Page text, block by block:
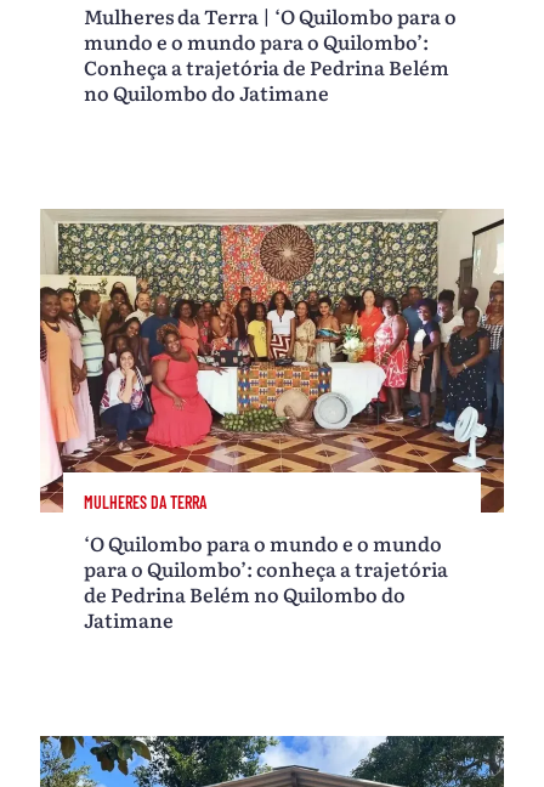
Mulheres da Terra | ‘O Quilombo para o
mundo e o mundo para o Quilombo’:
Conheça a trajetória de Pedrina Belém
no Quilombo do Jatimane
MULHERES DA TERRA
‘O Quilombo para o mundo e o mundo
para o Quilombo’: conheça a trajetória
de Pedrina Belém no Quilombo do
Jatimane